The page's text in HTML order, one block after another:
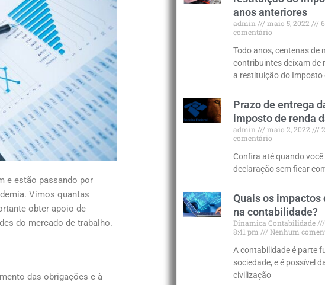
e estão passando por
Vimos quantas
obter apoio de
do mercado de trabalho.
das obrigações e à
anos anteriores
admin maio 5, 2022
comentário
Todo anos, centenas de
contribuintes deixam de
a restituição do Imposto
Prazo de entrega
imposto de renda
admin maio 2, 2022
comentário
Confira até quando
declaração sem ficar
Quais os impactos
na contabilidade?
Dinamica Contabilidade
8:41 pm
Nenhum
A contabilidade é parte
sociedade, e é possível
civilização